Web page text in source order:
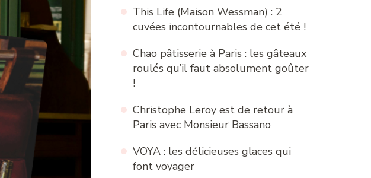
This Life (Maison Wessman) : 2
cuvées incontournables de cet été !
Chao pâtisserie à Paris : les gâteaux
roulés qu’il faut absolument goûter
!
Christophe Leroy est de retour à
Paris avec Monsieur Bassano
VOYA : les délicieuses glaces qui
font voyager